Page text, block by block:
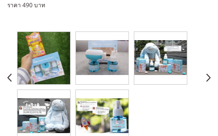
ราคา 490 บาท